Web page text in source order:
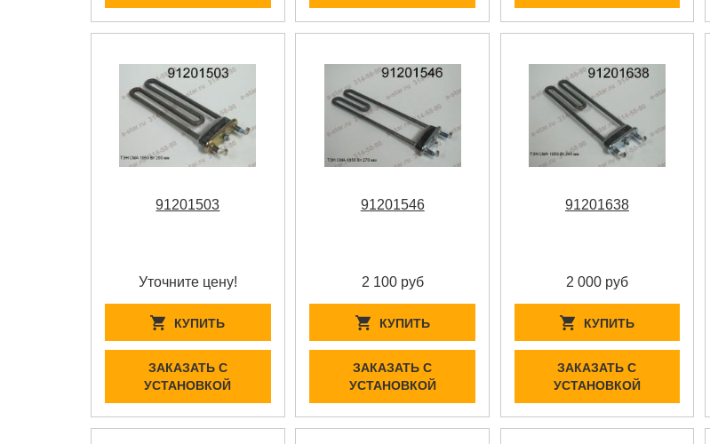
91201503
Уточните цену!
КУПИТЬ
ЗАКАЗАТЬ С
УСТАНОВКОЙ
91201546
2 100 руб
КУПИТЬ
ЗАКАЗАТЬ С
УСТАНОВКОЙ
91201638
2 000 руб
КУПИТЬ
ЗАКАЗАТЬ С
УСТАНОВКОЙ